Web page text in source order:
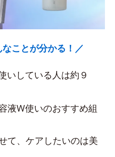
ことが分かる！／
いしている人は約９
液W使いのおすすめ組
て、ケアしたいのは美